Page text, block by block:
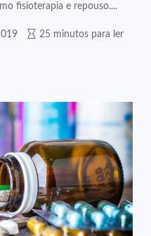
fisioterapia e repouso....
25 minutos para ler